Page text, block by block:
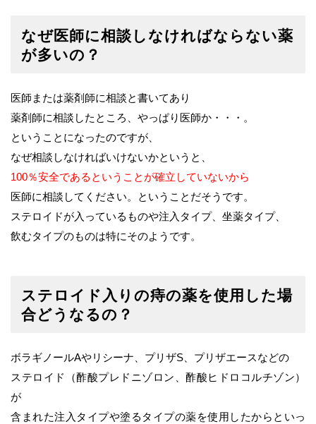
なぜ医師に相談しなければならない薬
が多いの？
医師または薬剤師に相談と書いてあり
薬剤師に相談したところ、やっぱり医師か・・・。
ということになったのですが、
なぜ相談しなければいけないかというと、
100％安全であるということが確立していないから
医師に相談してください。ということだそうです。
ステロイドが入っているものや注入タイプ、坐薬タイプ、
飲むタイプのものは特にそのようです。
ステロイド入りの痔の薬を使用した場
合どうなるの？
ボラギノールAやリシーナ、プリザS、プリザエースなどの
ステロイド（酢酸プレドニゾロン、酢酸ヒドロコルチゾン）
が
含まれた注入タイプや塗るタイプの薬を使用したからといっ